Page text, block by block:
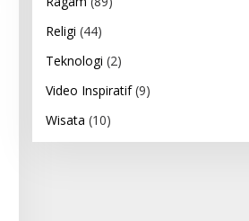
Religi (44)
Teknologi (2)
Video Inspiratif(9)
Wisata (10)